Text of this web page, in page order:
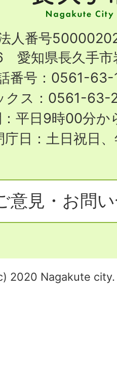
市
City
人番号
愛知県長久手市
番号：0561-63-
クス：0561-63-
：平日9時00分
庁日：土日祝日
意見・お問
2020 Nagakute